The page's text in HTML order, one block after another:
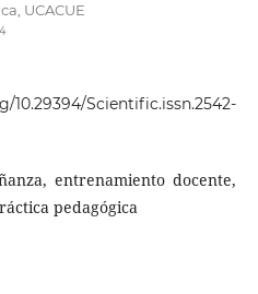
UCACUE
10.29394/Scientific.issn.2542-
entrenamiento docente,
pedagógica